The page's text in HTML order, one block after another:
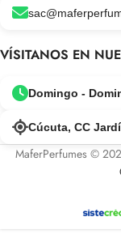
VÍSITANOS EN
Domingo -
Cúcuta, CC
MaferPerfumes ©